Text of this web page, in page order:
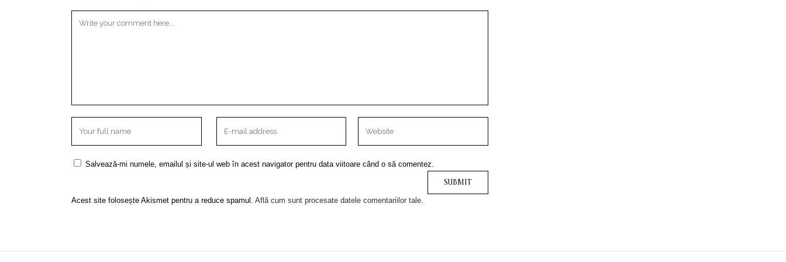
Salvează-mi numele, emailul și site-ul web în acest navigator pentru data viitoare când o să comentez.
Acest site folosește Akismet pentru a reduce spamul. Află cum sunt procesate datele comentariilor tale.